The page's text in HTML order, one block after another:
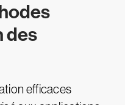
des
efficaces